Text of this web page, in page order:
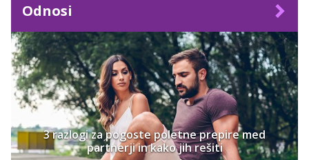
Odnosi
3 razlogi za pogoste poletne prepire med
partnerji in kako jih rešiti